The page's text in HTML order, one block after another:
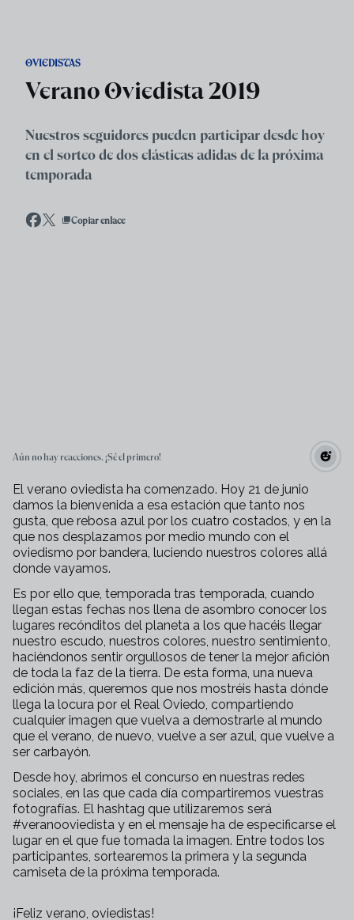
OVIEDISTAS
Verano Oviedista 2019
Nuestros seguidores pueden participar desde hoy
en el sorteo de dos elásticas adidas de la próxima
temporada
Copiar enlace
Aún no hay reacciones. ¡Sé el primero!
El verano oviedista ha comenzado. Hoy 21 de junio
damos la bienvenida a esa estación que tanto nos
gusta, que rebosa azul por los cuatro costados, y en la
que nos desplazamos por medio mundo con el
oviedismo por bandera, luciendo nuestros colores allá
donde vayamos.
Es por ello que, temporada tras temporada, cuando
llegan estas fechas nos llena de asombro conocer los
lugares recónditos del planeta a los que hacéis llegar
nuestro escudo, nuestros colores, nuestro sentimiento,
haciéndonos sentir orgullosos de tener la mejor afición
de toda la faz de la tierra. De esta forma, una nueva
edición más, queremos que nos mostréis hasta dónde
llega la locura por el Real Oviedo, compartiendo
cualquier imagen que vuelva a demostrarle al mundo
que el verano, de nuevo, vuelve a ser azul, que vuelve a
ser carbayón.
Desde hoy, abrimos el concurso en nuestras redes
sociales, en las que cada día compartiremos vuestras
fotografías. El hashtag que utilizaremos será
#veranooviedista y en el mensaje ha de especificarse el
lugar en el que fue tomada la imagen. Entre todos los
participantes, sortearemos la primera y la segunda
camiseta de la próxima temporada.
¡Feliz verano, oviedistas!